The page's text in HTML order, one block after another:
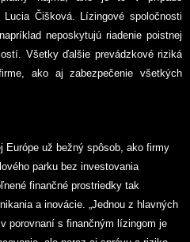
Lucia Čišková. Lízingové spoločnosti
neposkytujú riadenie poistnej
Všetky ďalšie prevádzkové riziká
ako aj zabezpečenie všetkých
Európe už bežný spôsob, ako firmy
parku bez investovania
finančné prostriedky tak
a inovácie. „Jednou z hlavných
porovnaní s finančným lízingom je